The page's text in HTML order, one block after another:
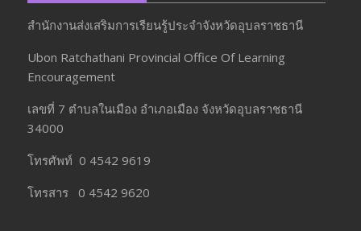
สำนักงานส่งเสริมการเรียนรู้ประจำจังหวัดอุบลราชธานี
Ubon Ratchathani Provincial Office Of Learning
Encouragement
เลขที่ 7 ตำบลในเมือง อำเภอเมือง จังหวัดอุบลราชธานี
34000
โทรศัพท์ 0 4542 9619
โทรสาร 0 4542 9620